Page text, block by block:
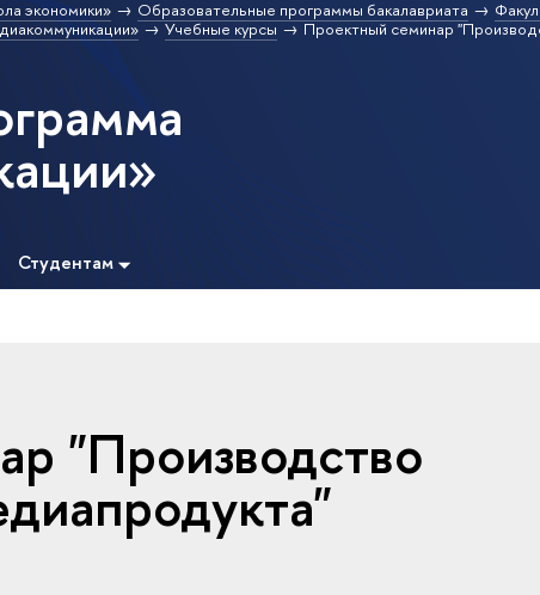
экономики» Образовательные программы бакалавриата
Учебные курсы
Проектный семинар
Студентам
"Производство